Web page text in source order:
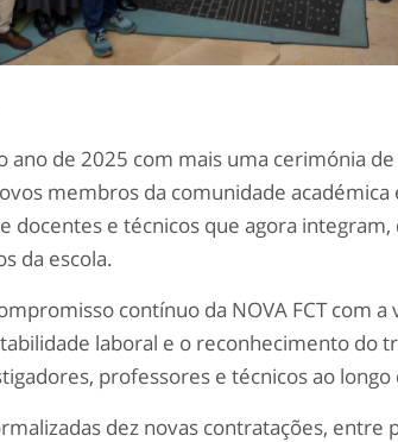
ano de 2025 com mais uma cerimónia
membros da comunidade académica
docentes e técnicos que agora
da escola.
contínuo da NOVA FCT com a
laboral e o reconhecimento do
professores e técnicos ao longo
dez novas contratações, entre